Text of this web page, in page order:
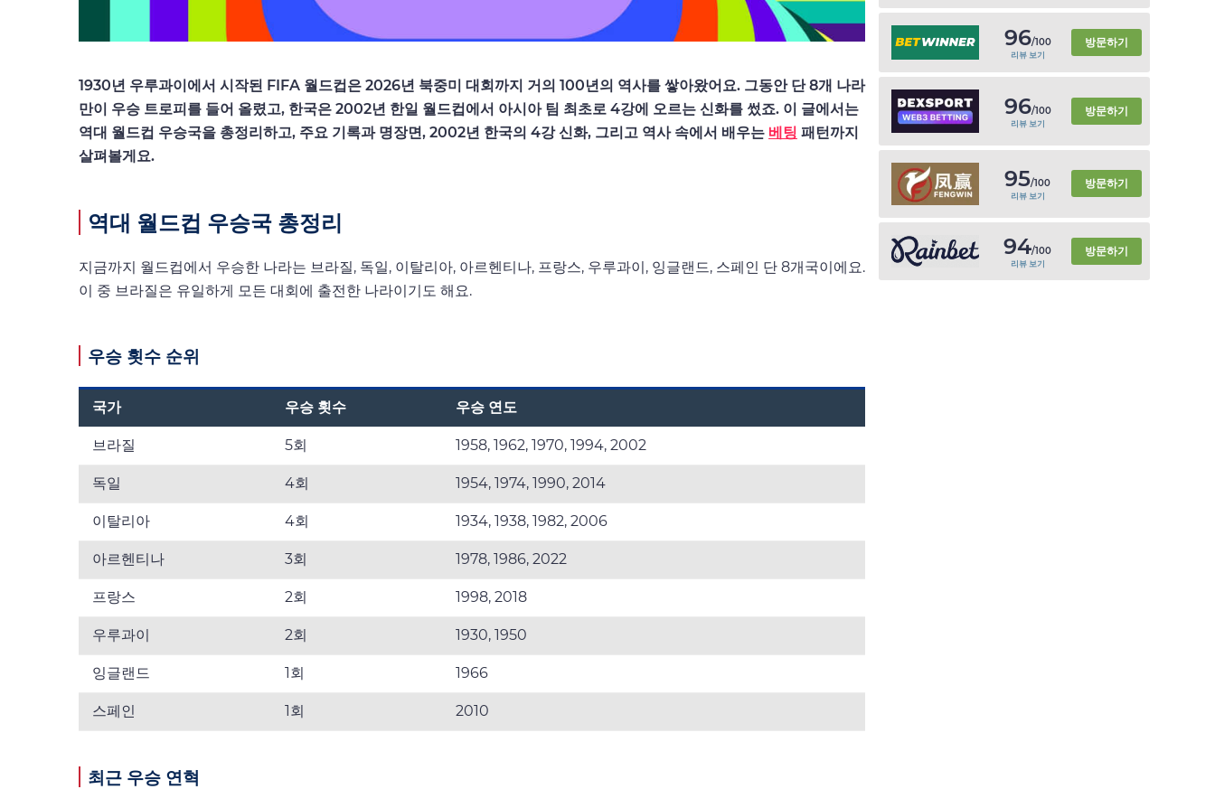
1930년 우루과이에서 시작된 FIFA 월드컵은 2026년 북중미 대회까지 거의 100년의 역사를 쌓아왔어요. 그동안 단 8개 나라
만이 우승 트로피를 들어 올렸고, 한국은 2002년 한일 월드컵에서 아시아 팀 최초로 4강에 오르는 신화를 썼죠. 이 글에서는
역대 월드컵 우승국을 총정리하고, 주요 기록과 명장면, 2002년 한국의 4강 신화, 그리고 역사 속에서 배우는 베팅 패턴까지
살펴볼게요.
역대 월드컵 우승국 총정리
지금까지 월드컵에서 우승한 나라는 브라질, 독일, 이탈리아, 아르헨티나, 프랑스, 우루과이, 잉글랜드, 스페인 단 8개국이에요.
이 중 브라질은 유일하게 모든 대회에 출전한 나라이기도 해요.
우승 횟수 순위
국가 우승 횟수 우승 연도
브라질 5회 1958, 1962, 1970, 1994, 2002
독일 4회 1954, 1974, 1990, 2014
이탈리아 4회 1934, 1938, 1982, 2006
아르헨티나 3회 1978, 1986, 2022
프랑스 2회 1998, 2018
우루과이 2회 1930, 1950
잉글랜드 1회 1966
스페인 1회 2010
최근 우승 연혁
96/100
리뷰 보기
방문하기
96/100
리뷰 보기
방문하기
95/100
리뷰 보기
방문하기
94/100
리뷰 보기
방문하기